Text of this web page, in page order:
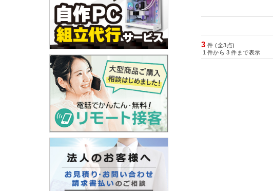
3 件 (全3点)
1 件から 3 件まで表示